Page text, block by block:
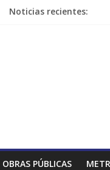
Noticias recientes:
OBRAS PÚBLICAS